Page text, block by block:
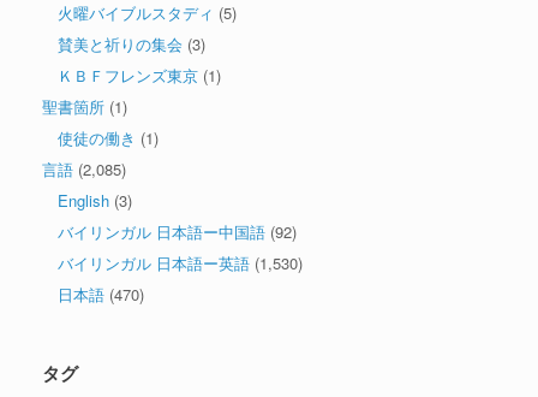
火曜バイブルスタディ (5)
賛美と祈りの集会 (3)
ＫＢＦフレンズ東京 (1)
聖書箇所 (1)
使徒の働き (1)
言語 (2,085)
English (3)
バイリンガル 日本語ー中国語 (92)
バイリンガル 日本語ー英語 (1,530)
日本語 (470)
タグ